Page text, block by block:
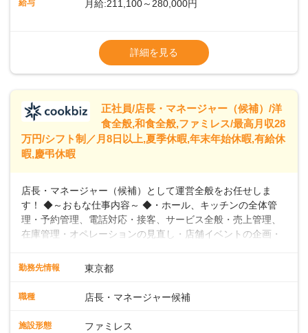
います。私たちは、多様な働き方を提供し、ライフステージ
に合わせた柔軟な勤務時間や働きやすい環境を整えていま
います。
給与 月給:211,100～280,000円
※残業代全額支給
※経験に応じて応相談①ナショナル社員：月
給245,800円～②エリア社員 ：月給
詳細を見る
正社員/店長・マネージャー（候補）/洋
食全般,和食全般,ファミレス/最高月収28
万円/シフト制／月8日以上,夏季休暇,年末年始休暇,有給休
暇,慶弔休暇
店長・マネージャー（候補）として運営全般をお任せしま
す！ ◆～おもな仕事内容～ ◆・ホール、キッチンの全体管
理・予約管理、電話対応・接客、サービス全般・売上管理、
在庫管理・オペレーションの見直し・店舗イベントの企画・
入社後はスキルに合わせた業務からお任せしますので、徐々
向上を目指すDX推進～ ◆すかいらーくのレストランでは、
スタッフの働きやすさをサポートしています。配膳ロボット
勤務先情報 東京都
職種 店長・マネージャー候補
施設形態 ファミレス